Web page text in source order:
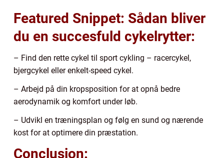
Featured Snippet: Sådan bliver
du en succesfuld cykelrytter:
– Find den rette cykel til sport cykling – racercykel,
bjergcykel eller enkelt-speed cykel.
– Arbejd på din kropsposition for at opnå bedre
aerodynamik og komfort under løb.
– Udvikl en træningsplan og følg en sund og nærende
kost for at optimere din præstation.
Conclusion: